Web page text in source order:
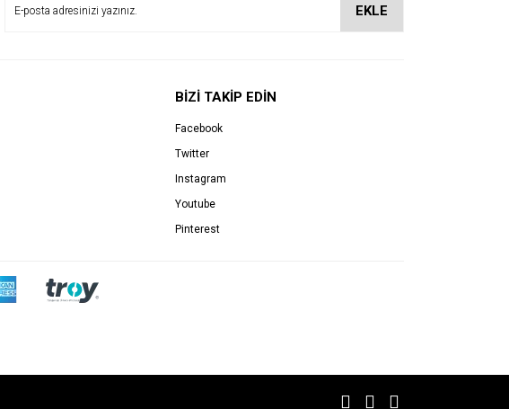
EKLE
BİZİ TAKİP EDİN
Facebook
Twitter
Instagram
Youtube
Pinterest